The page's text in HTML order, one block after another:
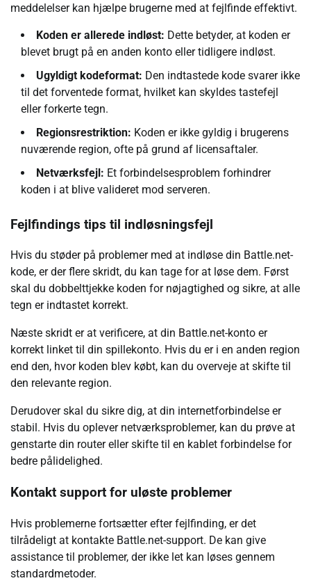
meddelelser kan hjælpe brugerne med at fejlfinde effektivt.
Koden er allerede indløst: Dette betyder, at koden er
blevet brugt på en anden konto eller tidligere indløst.
Ugyldigt kodeformat: Den indtastede kode svarer ikke
til det forventede format, hvilket kan skyldes tastefejl
eller forkerte tegn.
Regionsrestriktion: Koden er ikke gyldig i brugerens
nuværende region, ofte på grund af licensaftaler.
Netværksfejl: Et forbindelsesproblem forhindrer
koden i at blive valideret mod serveren.
Fejlfindings tips til indløsningsfejl
Hvis du støder på problemer med at indløse din Battle.net-
kode, er der flere skridt, du kan tage for at løse dem. Først
skal du dobbelttjekke koden for nøjagtighed og sikre, at alle
tegn er indtastet korrekt.
Næste skridt er at verificere, at din Battle.net-konto er
korrekt linket til din spillekonto. Hvis du er i en anden region
end den, hvor koden blev købt, kan du overveje at skifte til
den relevante region.
Derudover skal du sikre dig, at din internetforbindelse er
stabil. Hvis du oplever netværksproblemer, kan du prøve at
genstarte din router eller skifte til en kablet forbindelse for
bedre pålidelighed.
Kontakt support for uløste problemer
Hvis problemerne fortsætter efter fejlfinding, er det
tilrådeligt at kontakte Battle.net-support. De kan give
assistance til problemer, der ikke let kan løses gennem
standardmetoder.